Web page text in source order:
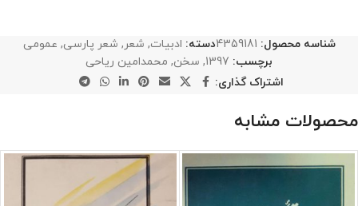
شناسه محصول: 4359181دسته: ادبیات, شعر, شعر پارسی, عمومی
برچسب: 1397
, سخن, محمدامین ریاحی
اشتراک گذاری:
محصولات مشابه